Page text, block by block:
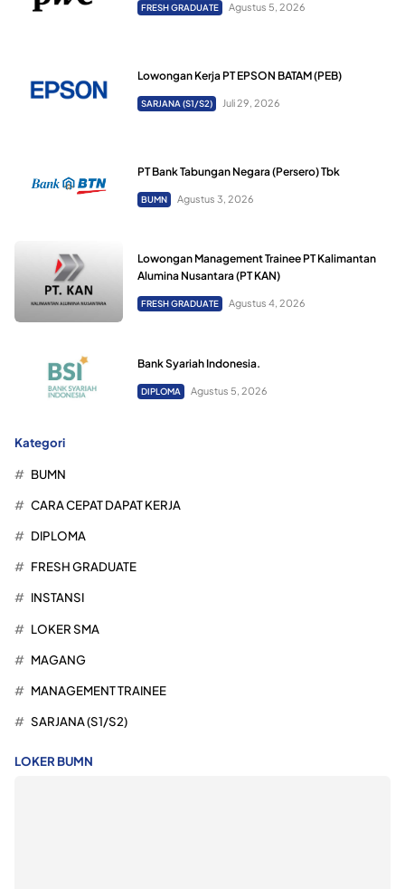
FRESH GRADUATE Agustus 5, 2026
Lowongan Kerja PT EPSON BATAM (PEB)
SARJANA (S1/S2) Juli 29, 2026
PT Bank Tabungan Negara (Persero) Tbk
BUMN Agustus 3, 2026
Lowongan Management Trainee PT Kalimantan
Alumina Nusantara (PT KAN)
FRESH GRADUATE Agustus 4, 2026
Bank Syariah Indonesia.
DIPLOMA Agustus 5, 2026
Kategori
BUMN
CARA CEPAT DAPAT KERJA
DIPLOMA
FRESH GRADUATE
INSTANSI
LOKER SMA
MAGANG
MANAGEMENT TRAINEE
SARJANA (S1/S2)
LOKER BUMN